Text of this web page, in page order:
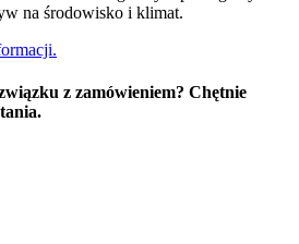
na środowisko i klimat.
z zamówieniem? Chętnie